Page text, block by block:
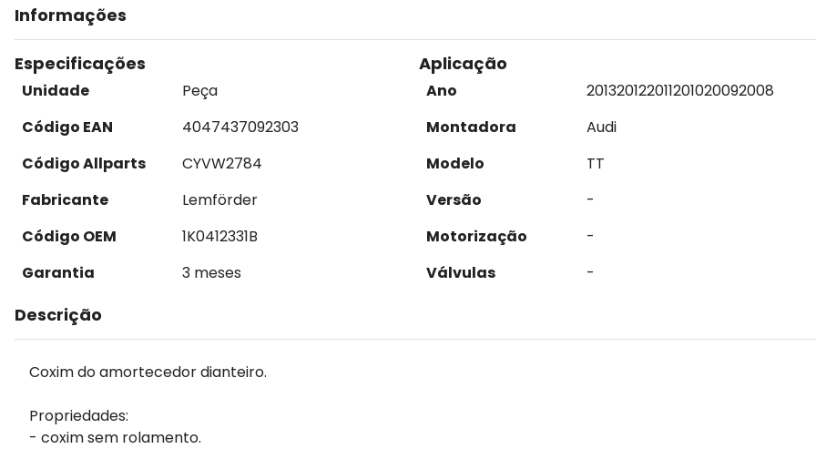
Informações
Especificações
Unidade
Peça
Código EAN
4047437092303
Código Allparts
CYVW2784
Fabricante
Lemförder
Código OEM
1K0412331B
Garantia
3 meses
Aplicação
Ano 201320122011201020092008
Montadora
Audi
Modelo
TT
Versão
-
Motorização
-
Válvulas
-
Descrição
Coxim do amortecedor dianteiro.
Propriedades:
- coxim sem rolamento.